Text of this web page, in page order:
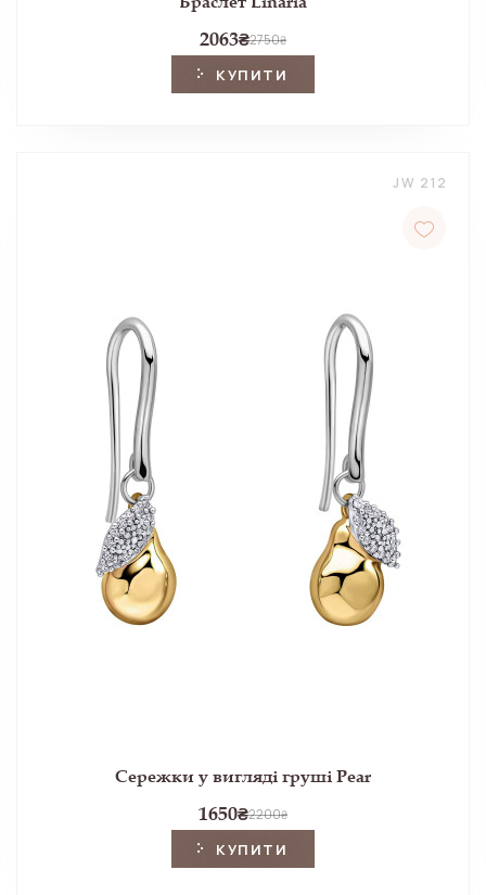
2063₴2750₴
КУПИТИ
JW 212
Сережки у вигляді груші Pear
1650₴2200₴
КУПИТИ